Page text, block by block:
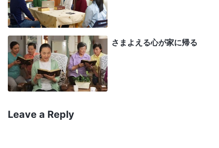
葉を神の言葉とするのは神への冒涜です。聖書が、
神の黙示であるとか、そのすべてが神の御言葉だと
いう考えは、人間の解釈であり、事実に基づいてい
ません」。
この楊兄弟の交わりに、私は納得したわ。聖書
は人の言葉を含み、すべてが御言葉ではない。で
「宗教界全体が、聖書はすべて神の黙示と考えて
さまよえる心が家に帰る
Leave a Reply